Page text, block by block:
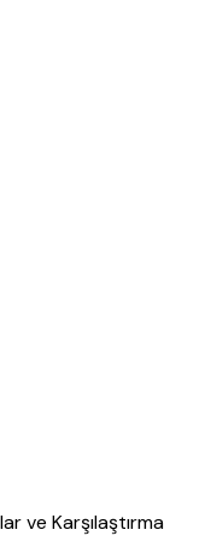
ve Karşılaştırma